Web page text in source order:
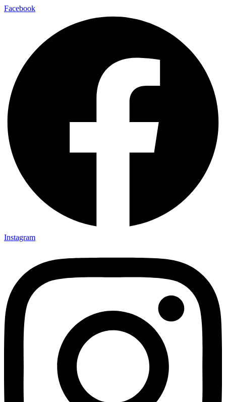
Facebook
Instagram